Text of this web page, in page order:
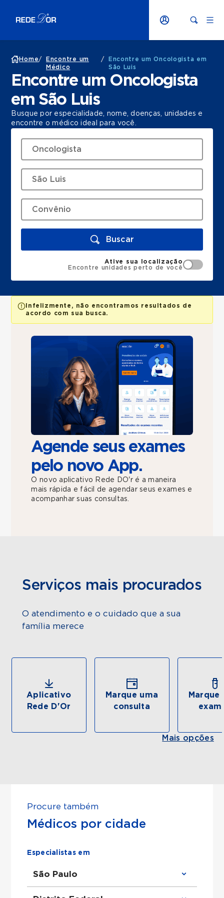
Home/
Encontre um
Médico
/
Encontre um Oncologista em
São Luis
Encontre um Oncologista
em São Luis
Busque por especialidade, nome, doenças, unidades e
encontre o médico ideal para você.
Buscar
Ative sua localização
Encontre unidades perto de você
Infelizmente, não encontramos resultados de
acordo com sua busca.
Agende seus exames
pelo novo App.
O novo aplicativo Rede DO'r é a maneira
mais rápida e fácil de agendar seus exames e
acompanhar suas consultas.
Serviços mais procurados
O atendimento e o cuidado que a sua
família merece
Aplicativo
Rede D'Or
Marque uma
consulta
Marque
Mais opções
Procure também
Médicos por cidade
Especialistas em
São Paulo
Clínico Geral em São Paulo